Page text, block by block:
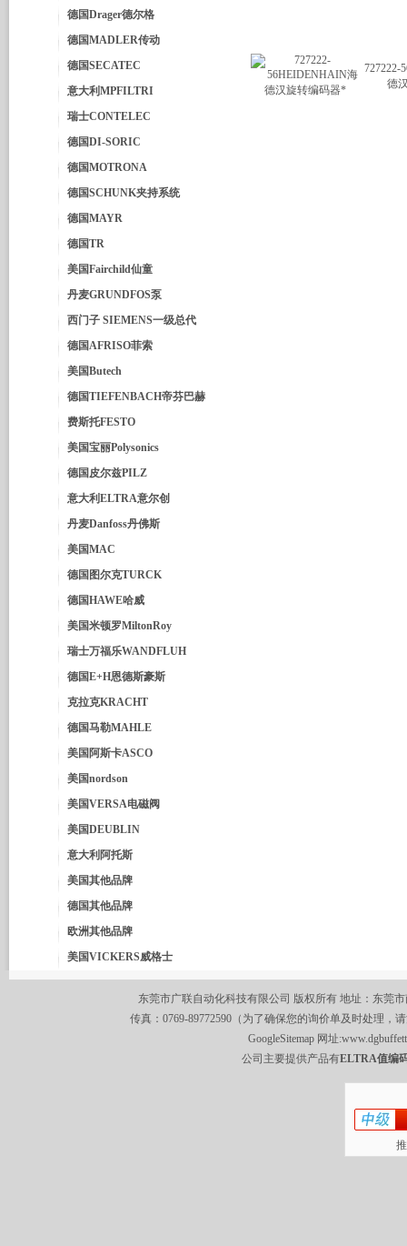
德国Drager德尔格
德国MADLER传动
德国SECATEC
意大利MPFILTRI
瑞士CONTELEC
德国DI-SORIC
德国MOTRONA
德国SCHUNK夹持系统
德国MAYR
德国TR
美国Fairchild仙童
丹麦GRUNDFOS泵
西门子 SIEMENS一级总代
德国AFRISO菲索
美国Butech
德国TIEFENBACH帝芬巴赫
费斯托FESTO
美国宝丽Polysonics
德国皮尔兹PILZ
意大利ELTRA意尔创
丹麦Danfoss丹佛斯
美国MAC
德国图尔克TURCK
德国HAWE哈威
美国米顿罗MiltonRoy
瑞士万福乐WANDFLUH
德国E+H恩德斯豪斯
克拉克KRACHT
德国马勒MAHLE
美国阿斯卡ASCO
美国nordson
美国VERSA电磁阀
美国DEUBLIN
意大利阿托斯
美国其他品牌
德国其他品牌
欧洲其他品牌
美国VICKERS威格士
727222-
德
东莞市广联自动化科技有限公司 版权所有 地址：东莞
传真：0769-89772590（为了确保您的询价单及时处理，
GoogleSitemap 网址:
公司主要提供产品有ELTRA值编